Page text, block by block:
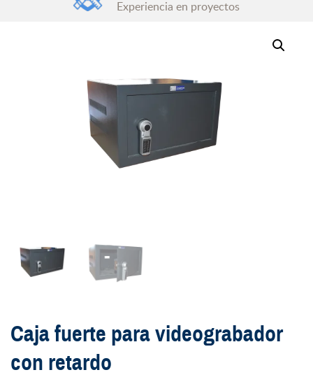
Todo el territorio nacional
Experiencia en proyectos
Caja fuerte para videograbador
con retardo